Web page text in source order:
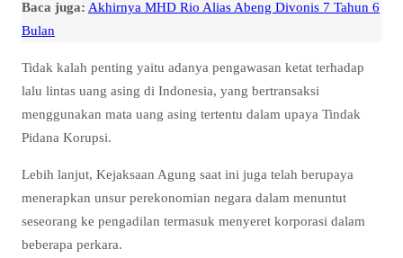
Baca juga: Akhirnya MHD Rio Alias Abeng Divonis 7 Tahun 6
Bulan
Tidak kalah penting yaitu adanya pengawasan ketat terhadap
lalu lintas uang asing di Indonesia, yang bertransaksi
menggunakan mata uang asing tertentu dalam upaya Tindak
Pidana Korupsi.
Lebih lanjut, Kejaksaan Agung saat ini juga telah berupaya
menerapkan unsur perekonomian negara dalam menuntut
seseorang ke pengadilan termasuk menyeret korporasi dalam
beberapa perkara.